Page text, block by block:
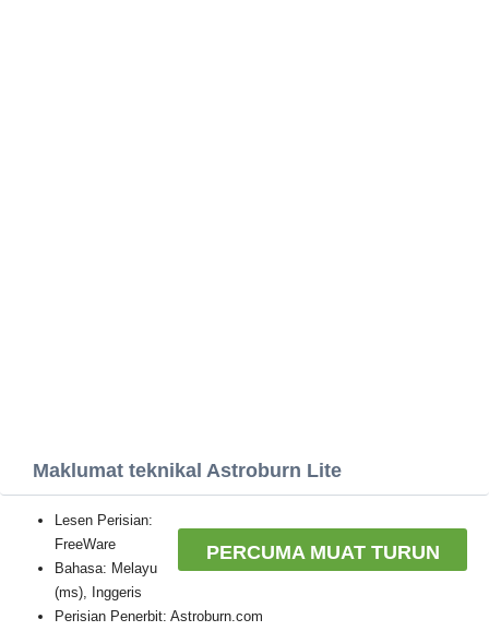
Maklumat teknikal Astroburn Lite
PERCUMA MUAT TURUN
Lesen Perisian:
FreeWare
Bahasa: Melayu
(ms), Inggeris
Perisian Penerbit: Astroburn.com